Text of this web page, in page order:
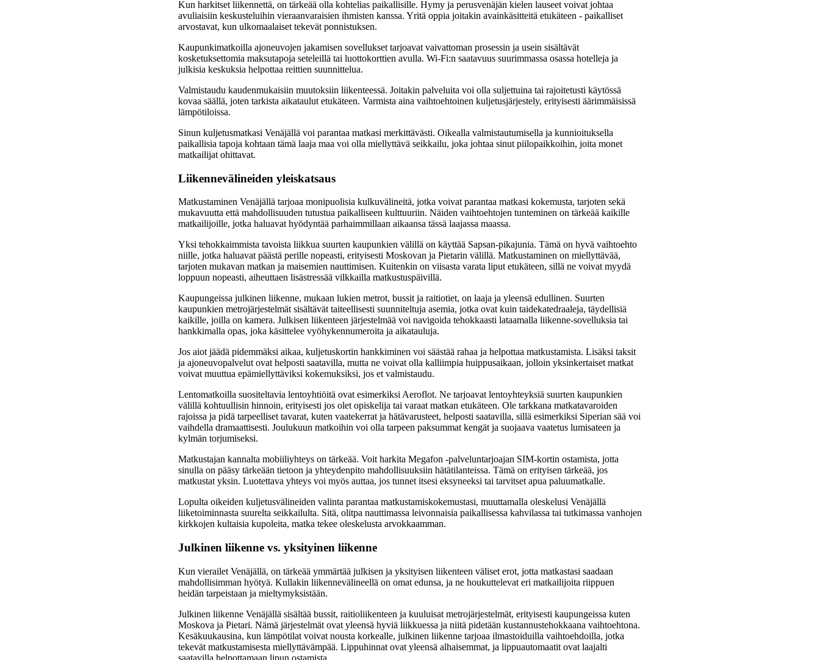
Kun harkitset liikennettä, on tärkeää olla kohtelias paikallisille. Hymy ja perusvenäjän kielen lauseet voivat johtaa
avuliaisiin keskusteluihin vieraanvaraisien ihmisten kanssa. Yritä oppia joitakin avainkäsitteitä etukäteen - paikalliset
arvostavat, kun ulkomaalaiset tekevät ponnistuksen.
Kaupunkimatkoilla ajoneuvojen jakamisen sovellukset tarjoavat vaivattoman prosessin ja usein sisältävät
kosketuksettomia maksutapoja seteleillä tai luottokorttien avulla. Wi-Fi:n saatavuus suurimmassa osassa hotelleja ja
julkisia keskuksia helpottaa reittien suunnittelua.
Valmistaudu kaudenmukaisiin muutoksiin liikenteessä. Joitakin palveluita voi olla suljettuina tai rajoitetusti käytössä
kovaa säällä, joten tarkista aikataulut etukäteen. Varmista aina vaihtoehtoinen kuljetusjärjestely, erityisesti äärimmäisissä
lämpötiloissa.
Sinun kuljetusmatkasi Venäjällä voi parantaa matkasi merkittävästi. Oikealla valmistautumisella ja kunnioituksella
paikallisia tapoja kohtaan tämä laaja maa voi olla miellyttävä seikkailu, joka johtaa sinut piilopaikkoihin, joita monet
matkailijat ohittavat.
Liikennevälineiden yleiskatsaus
Matkustaminen Venäjällä tarjoaa monipuolisia kulkuvälineitä, jotka voivat parantaa matkasi kokemusta, tarjoten sekä
mukavuutta että mahdollisuuden tutustua paikalliseen kulttuuriin. Näiden vaihtoehtojen tunteminen on tärkeää kaikille
matkailijoille, jotka haluavat hyödyntää parhaimmillaan aikaansa tässä laajassa maassa.
Yksi tehokkaimmista tavoista liikkua suurten kaupunkien välillä on käyttää Sapsan-pikajunia. Tämä on hyvä vaihtoehto
niille, jotka haluavat päästä perille nopeasti, erityisesti Moskovan ja Pietarin välillä. Matkustaminen on miellyttävää,
tarjoten mukavan matkan ja maisemien nauttimisen. Kuitenkin on viisasta varata liput etukäteen, sillä ne voivat myydä
loppuun nopeasti, aiheuttaen lisästressää vilkkailla matkustuspäivillä.
Kaupungeissa julkinen liikenne, mukaan lukien metrot, bussit ja raitiotiet, on laaja ja yleensä edullinen. Suurten
kaupunkien metrojärjestelmät sisältävät taiteellisesti suunniteltuja asemia, jotka ovat kuin taidekatedraaleja, täydellisiä
kaikille, joilla on kamera. Julkisen liikenteen järjestelmää voi navigoida tehokkaasti lataamalla liikenne-sovelluksia tai
hankkimalla opas, joka käsittelee vyöhykennumeroita ja aikatauluja.
Jos aiot jäädä pidemmäksi aikaa, kuljetuskortin hankkiminen voi säästää rahaa ja helpottaa matkustamista. Lisäksi taksit
ja ajoneuvopalvelut ovat helposti saatavilla, mutta ne voivat olla kalliimpia huippusaikaan, jolloin yksinkertaiset matkat
voivat muuttua epämiellyttäviksi kokemuksiksi, jos et valmistaudu.
Lentomatkoilla suositeltavia lentoyhtiöitä ovat esimerkiksi Aeroflot. Ne tarjoavat lentoyhteyksiä suurten kaupunkien
välillä kohtuullisin hinnoin, erityisesti jos olet opiskelija tai varaat matkan etukäteen. Ole tarkkana matkatavaroiden
rajoissa ja pidä tarpeelliset tavarat, kuten vaatekerrat ja hätävarusteet, helposti saatavilla, sillä esimerkiksi Siperian sää voi
vaihdella dramaattisesti. Joulukuun matkoihin voi olla tarpeen paksummat kengät ja suojaava vaatetus lumisateen ja
kylmän torjumiseksi.
Matkustajan kannalta mobiiliyhteys on tärkeää. Voit harkita Megafon -palveluntarjoajan SIM-kortin ostamista, jotta
sinulla on pääsy tärkeään tietoon ja yhteydenpito mahdollisuuksiin hätätilanteissa. Tämä on erityisen tärkeää, jos
matkustat yksin. Luotettava yhteys voi myös auttaa, jos tunnet itsesi eksyneeksi tai tarvitset apua paluumatkalle.
Lopulta oikeiden kuljetusvälineiden valinta parantaa matkustamiskokemustasi, muuttamalla oleskelusi Venäjällä
liiketoiminnasta suurelta seikkailulta. Sitä, olitpa nauttimassa leivonnaisia paikallisessa kahvilassa tai tutkimassa vanhojen
kirkkojen kultaisia kupoleita, matka tekee oleskelusta arvokkaamman.
Julkinen liikenne vs. yksityinen liikenne
Kun vierailet Venäjällä, on tärkeää ymmärtää julkisen ja yksityisen liikenteen väliset erot, jotta matkastasi saadaan
mahdollisimman hyötyä. Kullakin liikennevälineellä on omat edunsa, ja ne houkuttelevat eri matkailijoita riippuen
heidän tarpeistaan ja mieltymyksistään.
Julkinen liikenne Venäjällä sisältää bussit, raitioliikenteen ja kuuluisat metrojärjestelmät, erityisesti kaupungeissa kuten
Moskova ja Pietari. Nämä järjestelmät ovat yleensä hyviä liikkuessa ja niitä pidetään kustannustehokkaana vaihtoehtona.
Kesäkuukausina, kun lämpötilat voivat nousta korkealle, julkinen liikenne tarjoaa ilmastoiduilla vaihtoehdoilla, jotka
tekevät matkustamisesta miellyttävämpää. Lippuhinnat ovat yleensä alhaisemmat, ja lippuautomaatit ovat laajalti
saatavilla helpottamaan lipun ostamista.